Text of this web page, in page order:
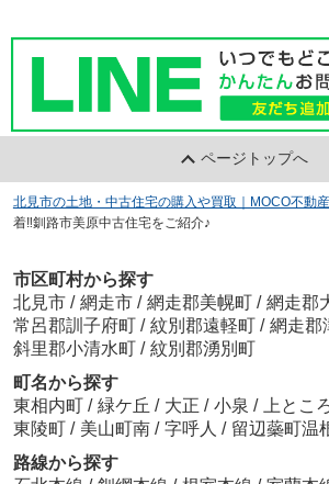
ページトップへ
北見市の土地・中古住宅の購入や買取｜MOCO不動産
着‼釧路市美原中古住宅をご紹介♪
市区町村から探す
北見市 / 網走市 / 網走郡美幌町 / 網走郡
常呂郡訓子府町 / 紋別郡遠軽町 / 網走郡
斜里郡小清水町 / 紋別郡湧別町
町名から探す
東相内町 / 緑ケ丘 / 大正 / 小泉 / 上とこ
東陵町 / 美山町南 / 字呼人 / 留辺蘂町温
路線から探す